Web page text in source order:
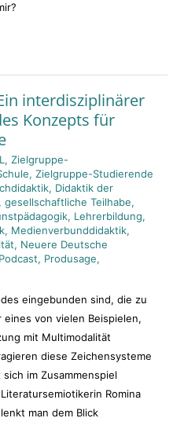
interdisziplinärer
Konzepts für
,Zielgruppe-
,Zielgruppe-Studierende
, Didaktik der
gesellschaftliche Teilhabe,
, Lehrerbildung,
, Medienverbunddidaktik,
, Neuere Deutsche
Podcast, Produsage,
eingebunden sind, die zu
von vielen Beispielen,
mit Multimodalität
diese Zeichensysteme
im Zusammenspiel
Romina
man dem Blick